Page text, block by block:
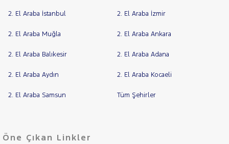
2. El Araba İstanbul 2. El Araba İzmir
2. El Araba Muğla 2. El Araba Ankara
2. El Araba Balıkesir 2. El Araba Adana
2. El Araba Aydın 2. El Araba Kocaeli
2. El Araba Samsun Tüm Şehirler
Öne Çıkan Linkler